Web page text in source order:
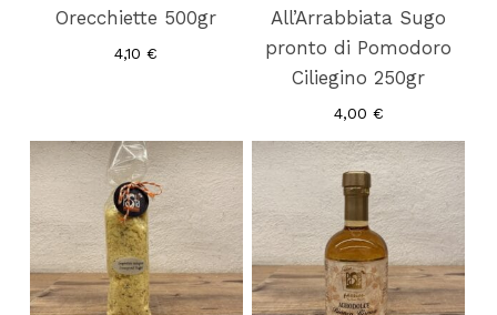
Orecchiette 500gr
4,10€
All’Arrabbiata Sugo
pronto di Pomodoro
Ciliegino 250gr
4,00 €